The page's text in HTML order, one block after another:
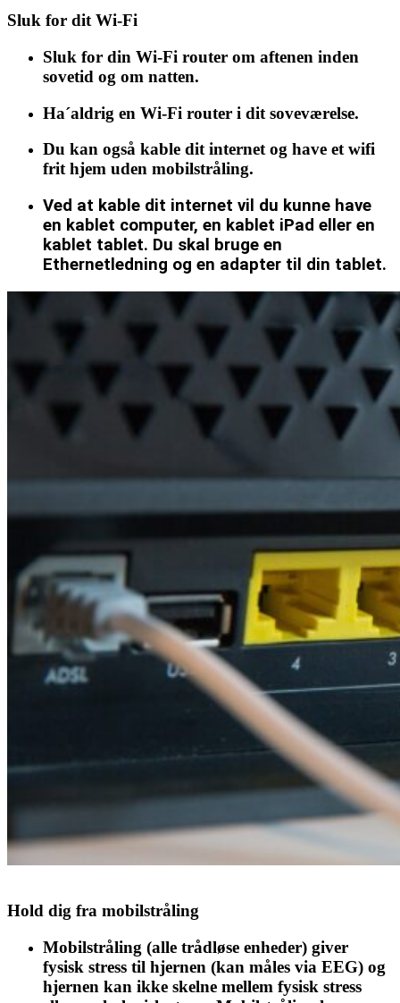
Sluk for dit Wi-Fi
Sluk for din Wi-Fi router om aftenen inden
sovetid og om natten.
Ha´aldrig en Wi-Fi router i dit soveværelse.
Du kan også kable dit internet og have et wifi
frit hjem uden mobilstråling.
Ved at kable dit internet vil du kunne have
en kablet computer, en kablet iPad eller en
kablet tablet. Du skal bruge en
Ethernetledning og en adapter til din tablet.
Hold dig fra mobilstråling
Mobilstråling (alle trådløse enheder) giver
fysisk stress til hjernen (kan måles via EEG) og
hjernen kan ikke skelne mellem fysisk stress